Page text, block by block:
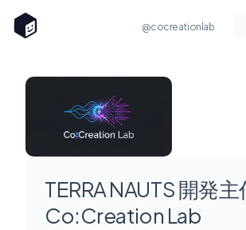
@cocreationlab
TERRA NAUTS 開発主
Co:Creation Lab